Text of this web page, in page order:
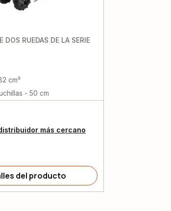
DOS RUEDAS DE LA SERIE
cm³
- 50 cm
más cercano
del producto